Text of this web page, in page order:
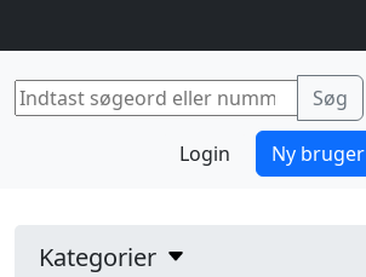
Login Ny bruger
Kategorier